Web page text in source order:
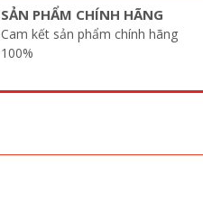
SẢN PHẨM CHÍNH HÃNG
Cam kết sản phẩm chính hãng
100%